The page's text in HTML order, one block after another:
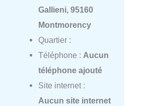
Gallieni, 95160
Montmorency
Quartier :
Téléphone : Aucun
téléphone ajouté
Site internet :
Aucun site internet